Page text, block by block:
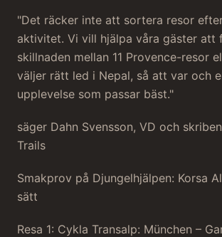
"Det räcker inte att sortera resor
aktivitet. Vi vill hjälpa våra gäster att
skillnaden mellan 11 Provence-resor
väljer rätt led i Nepal, så att var och
upplevelse som passar bäst."
säger Dahn Svensson, VD och
Trails
Smakprov på Djungelhjälpen: Korsa
sätt
Resa 1: Cykla Transalp: München –